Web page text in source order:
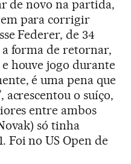
de novo na partida,
para corrigir
Federer, de 34
a forma de retornar,
houve jogo durante
é uma pena que
o suíço,
entre ambos
só tinha
Foi no US Open de